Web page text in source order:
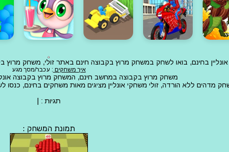
בחינם, בואו לשחק במשחק מרוץ בקבוצה חינם באתר זולי, משחק
איך משחקים : עכבר/מסך מגע
משחק מרוץ בקבוצה במחשב חינם, המשחק מרוץ בקבוצה
מדהים ללא הורדה, זולי משחקי אונליין מציגים מאות משחקים בחינם,
תגיות :
תמונת המשחק :